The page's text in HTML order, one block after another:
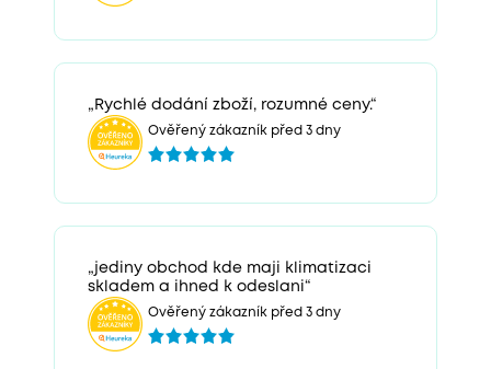
„Rychlé dodání zboží, rozumné ceny.“
Ověřený zákazník před 3 dny
„jediny obchod kde maji klimatizaci
skladem a ihned k odeslani“
Ověřený zákazník před 3 dny